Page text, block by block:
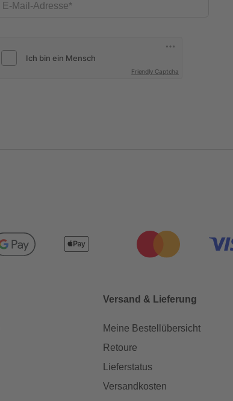
E-Mail-Adresse
Friendly Captcha
Versand & Lieferung
Meine Bestellübersicht
Retoure
Lieferstatus
Versandkosten